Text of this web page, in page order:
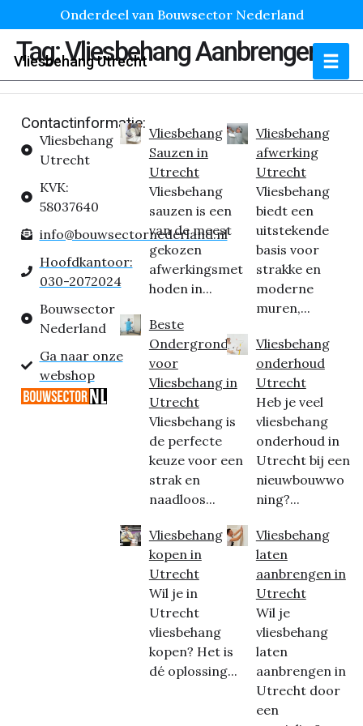
Onderdeel van Bouwsector Nederland
Vliesbehang Utrecht
Tag:Vliesbehang Aanbrengen
Contactinformatie:
Vliesbehang
Utrecht
KVK:
58037640
info@bouwsectornederland.nl
Hoofdkantoor:
030-2072024
Bouwsector
Nederland
Ga naar onze
webshop
Vliesbehang
Sauzen in
Utrecht
Vliesbehang
sauzen is een
van de meest
gekozen
afwerkingsmet
hoden in...
Beste
Ondergrond
voor
Vliesbehang in
Utrecht
Vliesbehang is
de perfecte
keuze voor een
strak en
naadloos...
Vliesbehang
kopen in
Utrecht
Wil je in
Utrecht
vliesbehang
kopen? Het is
dé oplossing...
Vliesbehang
afwerking
Utrecht
Vliesbehang
biedt een
uitstekende
basis voor
strakke en
moderne
muren,...
Vliesbehang
onderhoud
Utrecht
Heb je veel
vliesbehang
onderhoud in
Utrecht bij een
nieuwbouwwo
ning?...
Vliesbehang
laten
aanbrengen in
Utrecht
Wil je
vliesbehang
laten
aanbrengen in
Utrecht door
een